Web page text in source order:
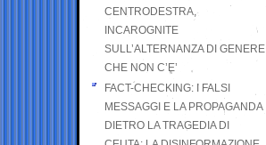
CENTRODESTRA,
INCAROGNITE
SULL’ALTERNANZA DI GENERE
CHE NON C’E’
FACT-CHECKING: I FALSI
MESSAGGI E LA PROPAGANDA
DIETRO LA TRAGEDIA DI